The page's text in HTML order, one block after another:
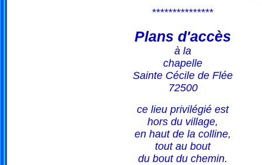
***************
Plans d'accès
à la
chapelle
Sainte Cécile de Flée
72500
ce lieu privilégié est
hors du village,
en haut de la colline,
tout au bout
du bout du chemin.